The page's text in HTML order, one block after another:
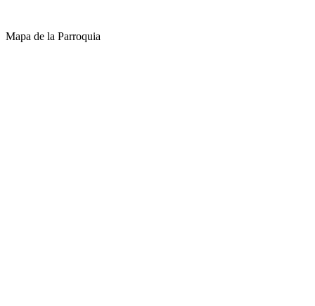
Mapa de la Parroquia